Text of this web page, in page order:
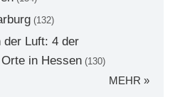
(132)
der Luft: 4 der
in Hessen (130)
MEHR »